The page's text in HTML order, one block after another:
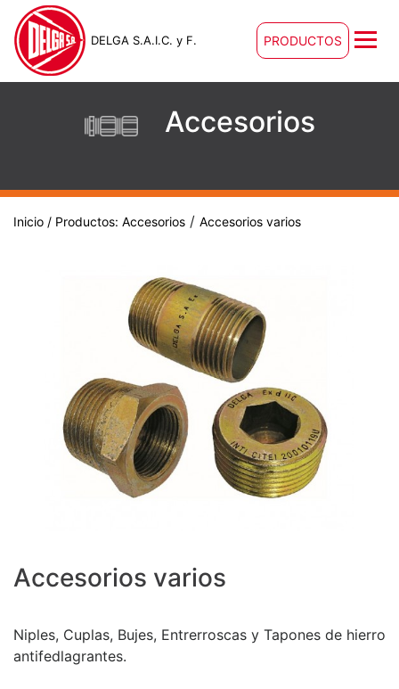
DELGA S.A.I.C. y F. PRODUCTOS
Accesorios
Inicio / Productos: Accesorios / Accesorios varios
Accesorios varios
Niples, Cuplas, Bujes, Entrerroscas y Tapones de hierro
antifedlagrantes.